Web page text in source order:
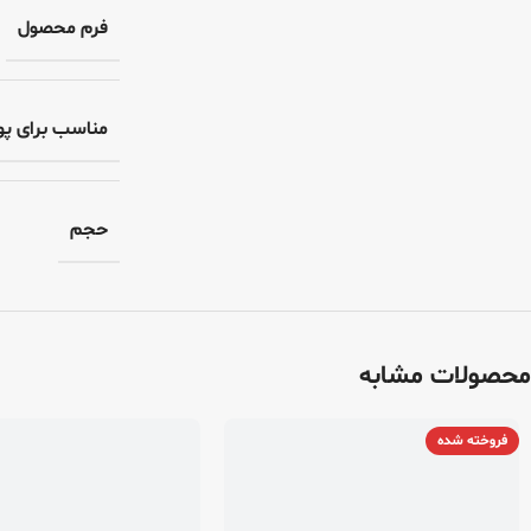
فرم محصول
مناسب برای
حجم
محصولات مشابه
فروخته شده